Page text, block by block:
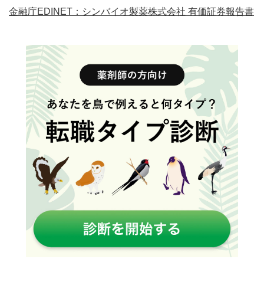
金融庁EDINET：シンバイオ製薬株式会社 有価証券報告書